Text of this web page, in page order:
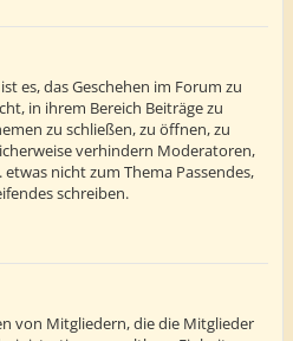
es, das Geschehen im Forum zu
in ihrem Bereich Beiträge zu
zu schließen, zu öffnen, zu
verhindern Moderatoren,
nicht zum Thema Passendes,
schreiben.
von Mitgliedern, die die Mitglieder